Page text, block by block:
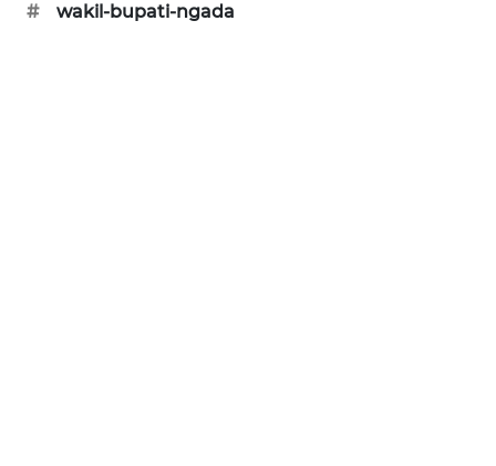
#
wakil-bupati-ngada
PERAPKI